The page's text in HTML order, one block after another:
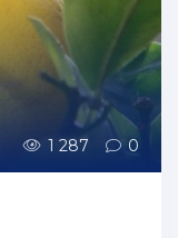
1 287 0